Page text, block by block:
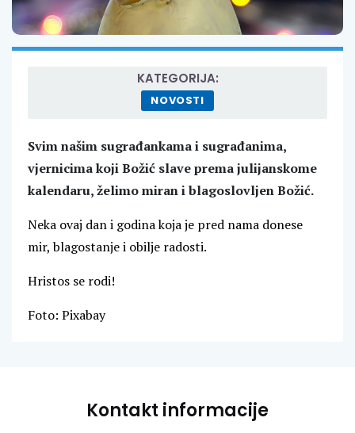
KATEGORIJA:
NOVOSTI
Svim našim sugrađankama i sugrađanima,
vjernicima koji Božić slave prema julijanskome
kalendaru, želimo miran i blagoslovljen Božić.
Neka ovaj dan i godina koja je pred nama donese
mir, blagostanje i obilje radosti.
Hristos se rodi!
Foto: Pixabay
Kontakt informacije